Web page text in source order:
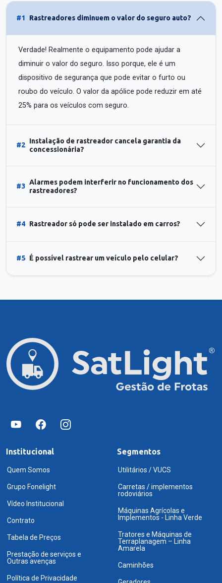
#1 Rastreadores diminuem o valor do seguro auto?
Verdade! Realmente o equipamento pode ajudar a
diminuir o valor do seguro. Isso porque, ele é um
dispositivo de segurança que pode evitar o furto ou
roubo do veículo. O valor da apólice pode reduzir em até
25% para os veículos com seguro.
#2
Instalação de rastreador cancela garantia da
concessionária?
#3
Alarmes podem interferir no funcionamento dos
rastreadores?
#4 Rastreador só pode ser instalado em carros?
#5 É possível rastrear um veículo pelo celular?
Institucional
Quem Somos
Grupo Fonelight
Vídeo Institucional
Contrato
Tabela de Preços
Prestação de serviços e
Outras avenças
Política de Privacidade
Segmentos
Utilitários / VUCS
Carretas / implementos
rodoviários
Máquinas Agrícolas e
Implementos - Linha Verde
Tratores e Máquinas de
Terraplanagem – Linha
Amarela
Caminhões